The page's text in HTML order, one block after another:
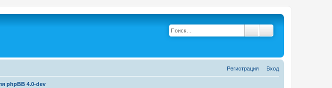
ПоискРасширенный
Вход
Регистрация
phpBB 4.0-dev